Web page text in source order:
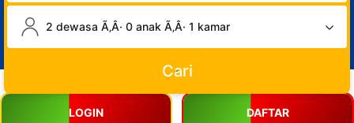
2 dewasa Ã‚Â· 0 anak Ã‚Â· 1 kamar
Cari
LOGIN DAFTAR